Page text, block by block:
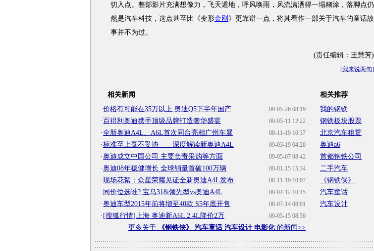
切入点。整部影片充满想像力，飞天遁地，呼风唤雨，风流潇洒得一塌糊涂，落脚点仍
然是汽车科技，这点甚至比《变形金刚 》更靠谱一点，将其看作一部关于汽车的童话故
事并不为过。
(责任编辑：王慧芳)
[我来说两句]
相关新闻
09-05-26 08:19
·价格有可能在35万以上 奥迪Q5下半年国产
09-05-11 12:22
·百得利奥迪携手顶级品牌打造奢华盛宴
08-11-19 10:37
·全新奥迪A4L、A6L首次同台亮相广州车展
09-03-19 04:20
·标准至上毫不妥协——深度解读新奥迪A4L
09-05-07 08:42
·奥迪成立中国公司 主要负责采购等方面
09-01-15 15:34
·奥迪08年稳健增长 全球销量首破100万辆
08-11-19 10:07
·现场花絮：众星荣耀见证全新奥迪A4L发布
09-04-12 10:45
· 同价位选谁? 宝马318i领先型vs奥迪A4L
08-07-14 08:01
·奥迪车型2015年前将增至40款 S5年底开售
09-05-15 08:59
· [搜狐行情]上海 奥迪新A6L 2.4L降价2万
更多关于
《钢铁侠》 汽车童话 汽车设计 电影化的新闻>>
相关推荐
我的钢铁
钢铁板块股票
北京汽车租赁
奥迪a6
首都钢铁公司
二手汽车
《钢铁侠》
汽车童话
汽车设计